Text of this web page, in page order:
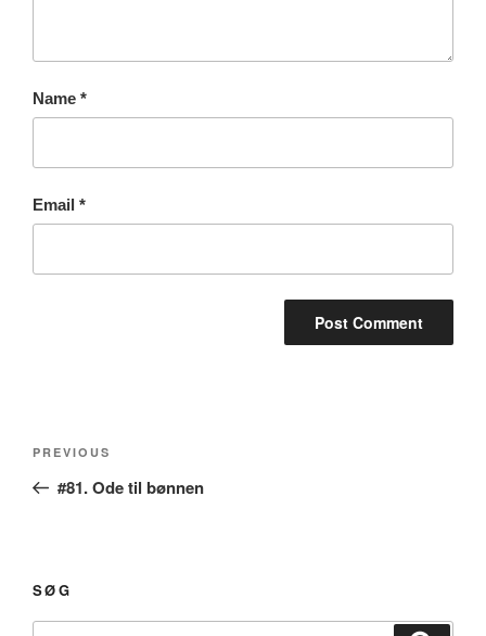
Name *
Email *
Previous
Post
PREVIOUS
#81. Ode til bønnen
SØG